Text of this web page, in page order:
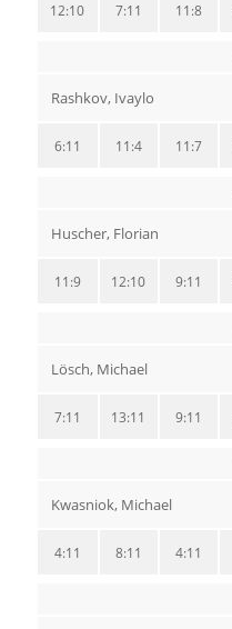
11:8
7:11
12:10
Rashkov, Ivaylo
11:7
11:4
6:11
Huscher, Florian
9:11
12:10
11:9
Lösch, Michael
9:11
13:11
7:11
Kwasniok, Michael
4:11
8:11
4:11